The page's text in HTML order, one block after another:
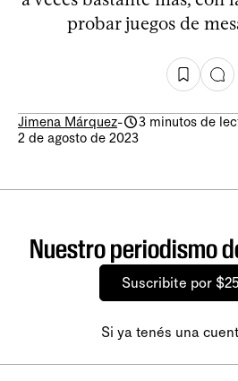
probar juegos de
Jimena Márquez-
3 minutos de
2 de agosto de 2023
Nuestro periodismo
Suscribite por
Si ya tenés una